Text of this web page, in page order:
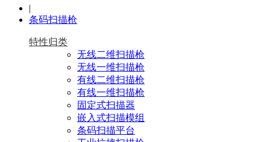
|
条码扫描枪
特性归类
无线二维扫描枪
无线一维扫描枪
有线二维扫描枪
有线一维扫描枪
固定式扫描器
嵌入式扫描模组
条码扫描平台